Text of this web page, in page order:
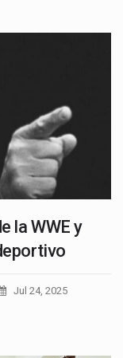
la WWE y
Jul 24, 2025